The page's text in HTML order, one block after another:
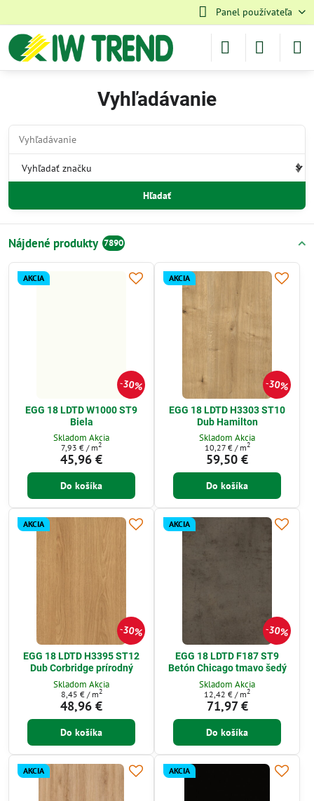
Panel používateľa
Vyhľadávanie
Hľadať
Nájdené produkty 7890
30%
AKCIA
EGG 18 LDTD W1000 ST9
Biela
Skladom Akcia
45,96 €
7,93 € / m2
Do košíka
30%
AKCIA
EGG 18 LDTD H3303 ST10
Dub Hamilton
Skladom Akcia
59,50 €
10,27 € / m2
Do košíka
30%
AKCIA
EGG 18 LDTD H3395 ST12
Dub Corbridge prírodný
Skladom Akcia
48,96 €
8,45 € / m2
Do košíka
30%
AKCIA
EGG 18 LDTD F187 ST9
Betón Chicago tmavo šedý
Skladom Akcia
71,97 €
12,42 € / m2
Do košíka
AKCIA AKCIA